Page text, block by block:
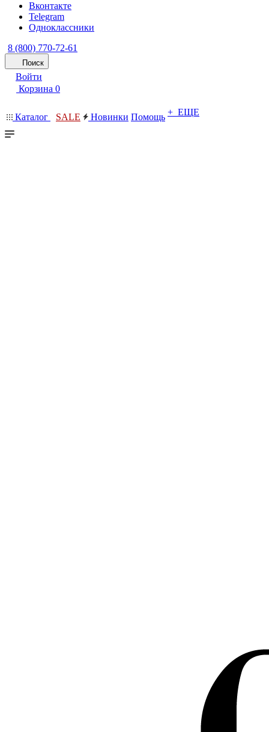
Вконтакте
Telegram
Одноклассники
8 (800) 770-72-61
Поиск
Войти
Корзина 0
Каталог SALE Новинки Помощь + ЕЩЕ